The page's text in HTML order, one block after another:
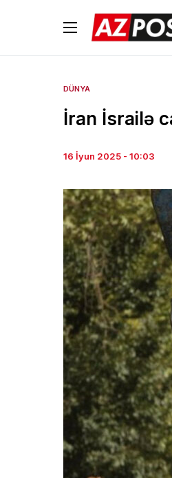
DÜNYA
İran İsrailə
16 İyun 2025 - 10:03